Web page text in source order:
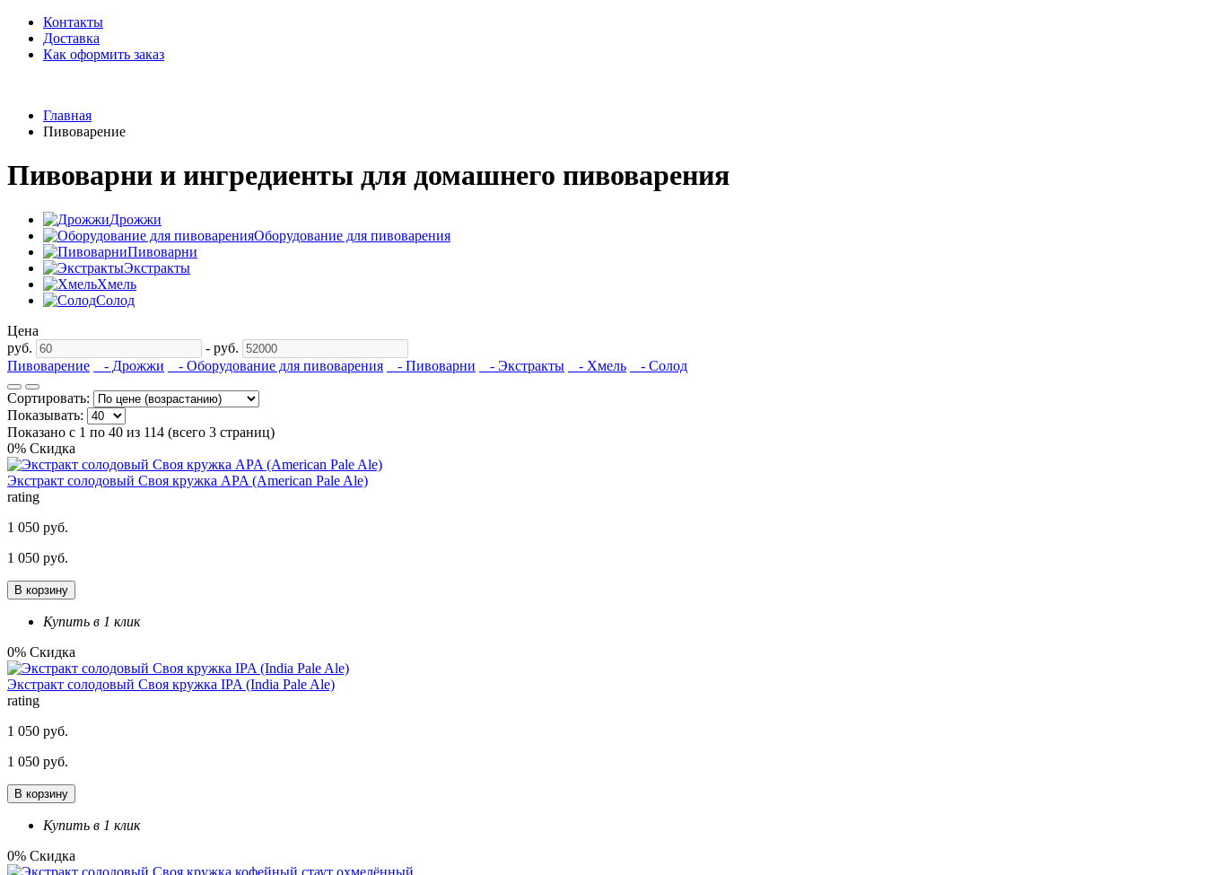
Контакты
Доставка
Как оформить заказ
Главная
Пивоварение
Пивоварни и ингредиенты для домашнего пивоварения
Дрожжи
Оборудование для пивоварения
Пивоварни
Экстракты
Хмель
Солод
Цена
руб.
- руб.
Пивоварение
- Дрожжи - Оборудование для пивоварения - Пивоварни - Экстракты - Хмель - Солод
Сортировать:
Показывать:
Показано с 1 по 40 из 114 (всего 3 страниц)
0% Скидка
Экстракт солодовый Своя кружка APA (American Pale Ale)
rating
1 050 руб.
1 050 руб.
В корзину
Купить в 1 клик
0% Скидка
Экстракт солодовый Своя кружка IPA (India Pale Ale)
rating
1 050 руб.
1 050 руб.
В корзину
Купить в 1 клик
0% Скидка